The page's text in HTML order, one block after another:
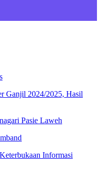
Ganjil 2024/2025, Hasil
Pasie Laweh
Informasi